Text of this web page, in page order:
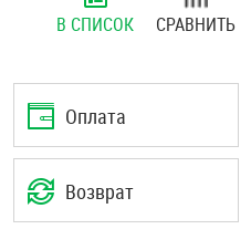
В СПИСОК СРАВНИТЬ
Оплата
Возврат